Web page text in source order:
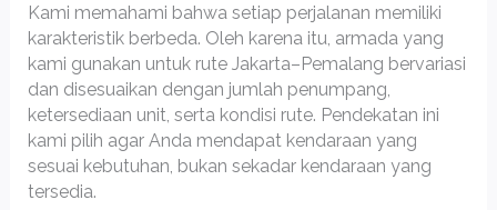
Kami memahami bahwa setiap perjalanan memiliki
karakteristik berbeda. Oleh karena itu, armada yang
kami gunakan untuk rute Jakarta–Pemalang bervariasi
dan disesuaikan dengan jumlah penumpang,
ketersediaan unit, serta kondisi rute. Pendekatan ini
kami pilih agar Anda mendapat kendaraan yang
sesuai kebutuhan, bukan sekadar kendaraan yang
tersedia.